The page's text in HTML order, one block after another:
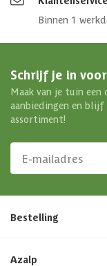
Binnen 1
Schrijf je in
Maak van je tuin
aanbiedingen en blijf
assortiment!
Bestelling
Azalp